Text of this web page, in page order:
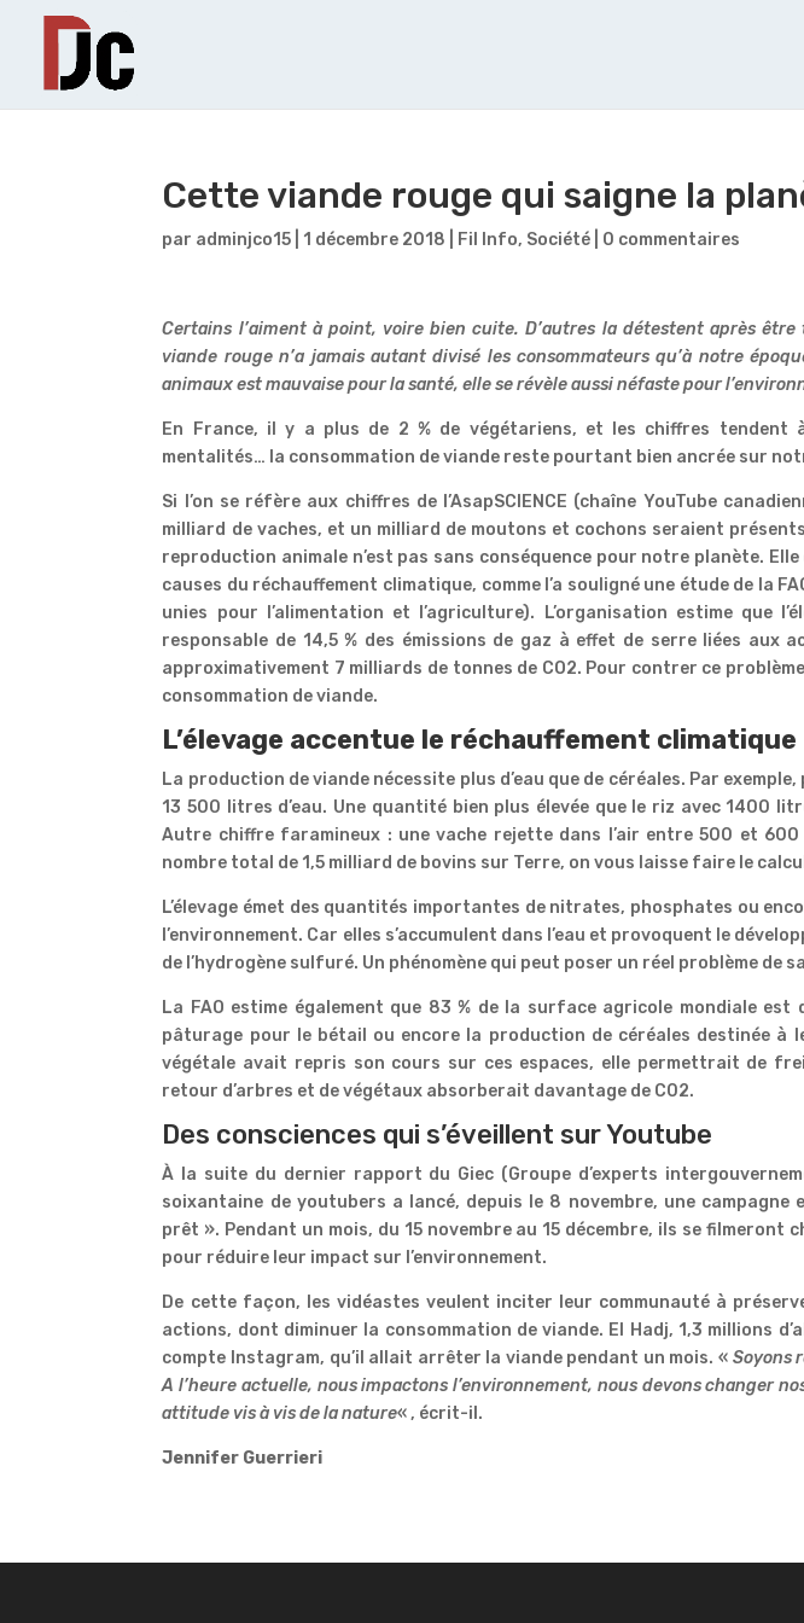
Cette viande rouge qui saigne la
par adminjco15 1 décembre 2018 Fil Info, Société 0 commentaires
Certains l’aiment à point, voire bien cuite. D’autres la détestent après être
viande rouge n’a jamais autant divisé les consommateurs qu’à notre
animaux est mauvaise pour la santé, elle se révèle aussi néfaste pour
En France, il y a plus de 2 % de végétariens, et les chiffres tendent
mentalités… la consommation de viande reste pourtant bien ancrée sur
Si l’on se réfère aux chiffres de l’AsapSCIENCE (chaîne YouTube
milliard de vaches, et un milliard de moutons et cochons seraient
reproduction animale n’est pas sans conséquence pour notre planète.
causes du réchauffement climatique, comme l’a souligné une étude de la
unies pour l’alimentation et l’agriculture). L’organisation estime que
responsable de 14,5 % des émissions de gaz à effet de serre liées aux
approximativement 7 milliards de tonnes de CO2. Pour contrer ce
consommation de viande.
L’élevage accentue le réchauffement climatique
La production de viande nécessite plus d’eau que de céréales. Par
13 500 litres d’eau. Une quantité bien plus élevée que le riz avec 1400
Autre chiffre faramineux : une vache rejette dans l’air entre 500 et
nombre total de 1,5 milliard de bovins sur Terre, on vous laisse faire le
L’élevage émet des quantités importantes de nitrates, phosphates ou
l’environnement. Car elles s’accumulent dans l’eau et provoquent le
de l’hydrogène sulfuré. Un phénomène qui peut poser un réel problème de
La FAO estime également que 83 % de la surface agricole mondiale est
pâturage pour le bétail ou encore la production de céréales destinée
végétale avait repris son cours sur ces espaces, elle permettrait de
retour d’arbres et de végétaux absorberait davantage de C02.
Des consciences qui s’éveillent sur Youtube
À la suite du dernier rapport du Giec (Groupe d’experts
soixantaine de youtubers a lancé, depuis le 8 novembre, une campagne
prêt ». Pendant un mois, du 15 novembre au 15 décembre, ils se filmeront
pour réduire leur impact sur l’environnement.
De cette façon, les vidéastes veulent inciter leur communauté à
actions, dont diminuer la consommation de viande. El Hadj, 1,3 millions
compte Instagram, qu’il allait arrêter la viande pendant un mois. « Soyons
A l’heure actuelle, nous impactons l’environnement, nous devons changer
attitude vis à vis de la nature« , écrit-il.
Jennifer Guerrieri